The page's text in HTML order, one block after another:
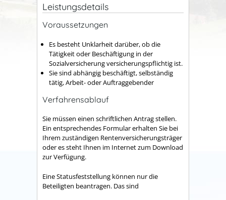
Leistungsdetails
Voraussetzungen
Es besteht Unklarheit darüber, ob die
Tätigkeit oder Beschäftigung in der
Sozialversicherung versicherungspflichtig ist.
Sie sind abhängig beschäftigt, selbständig
tätig, Arbeit- oder Auftraggebender
Verfahrensablauf
Sie müssen einen schriftlichen Antrag stellen.
Ein entsprechendes Formular erhalten Sie bei
Ihrem zuständigen Rentenversicherungsträger
oder es steht Ihnen im Internet zum Download
zur Verfügung.
Eine Statusfeststellung können nur die
Beteiligten beantragen. Das sind